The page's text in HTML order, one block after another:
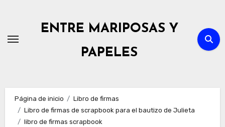
contenido
ENTRE MARIPOSAS Y
PAPELES
Página de inicio
Libro de firmas
Libro de firmas de scrapbook para el bautizo de Julieta
libro de firmas scrapbook